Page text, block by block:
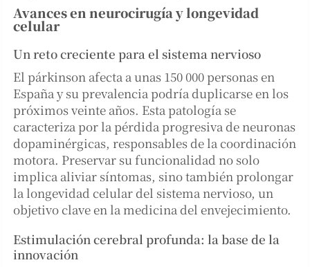
Avances en neurocirugía y longevidad
celular
Un reto creciente para el sistema nervioso
El párkinson afecta a unas 150 000 personas en
España y su prevalencia podría duplicarse en los
próximos veinte años. Esta patología se
caracteriza por la pérdida progresiva de neuronas
dopaminérgicas, responsables de la coordinación
motora. Preservar su funcionalidad no solo
implica aliviar síntomas, sino también prolongar
la longevidad celular del sistema nervioso, un
objetivo clave en la medicina del envejecimiento.
Estimulación cerebral profunda: la base de la
innovación